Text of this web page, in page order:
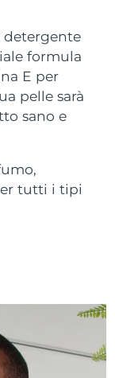
formula
E per
pelle sarà
sano e
tutti i tipi